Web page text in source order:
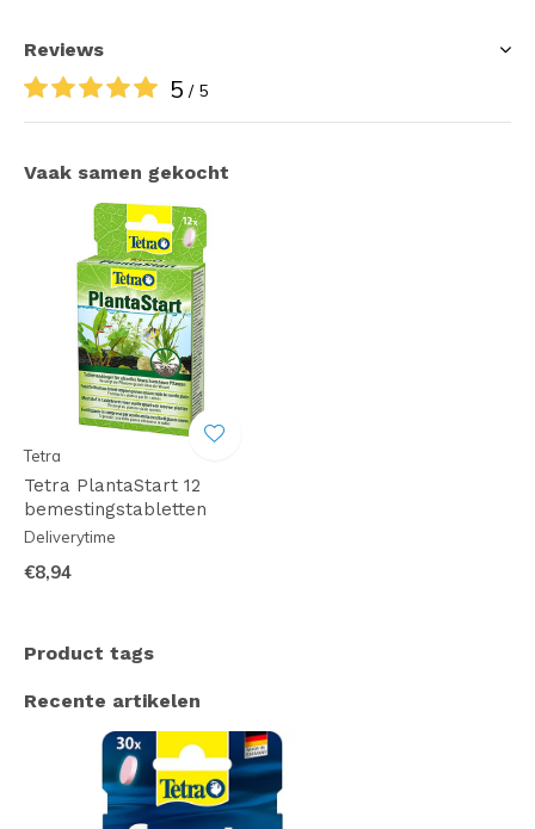
Reviews
5 / 5
Vaak samen gekocht
Tetra
Tetra PlantaStart 12
bemestingstabletten
Deliverytime
€8,94
Product tags
Recente artikelen